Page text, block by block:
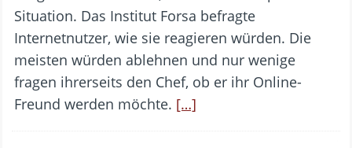
Situation. Das Institut Forsa befragte
Internetnutzer, wie sie reagieren würden. Die
meisten würden ablehnen und nur wenige
fragen ihrerseits den Chef, ob er ihr Online-
Freund werden möchte. […]